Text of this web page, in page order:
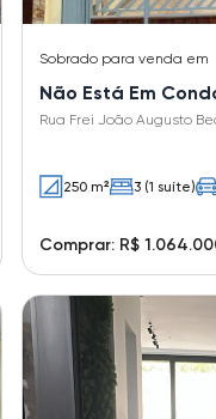
Sobrado para venda em
Não Está Em
Rua Frei João Augusto
250 m² 3 (1 suíte)
Comprar: R$